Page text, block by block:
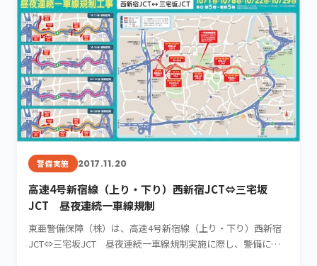
警備実施 2017.11.20
高速4号新宿線（上り・下り）西新宿JCT⇔三宅坂
JCT 昼夜連続一車線規制
東亜警備保障（株）は、高速4号新宿線（上り・下り）西新宿
JCT⇔三宅坂JCT 昼夜連続一車線規制実施に際し、警備にて